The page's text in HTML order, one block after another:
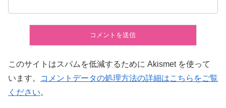
このサイトはスパムを低減するために Akismet を使って
います。
コメントデータの処理方法の詳細はこちらをご覧
ください。